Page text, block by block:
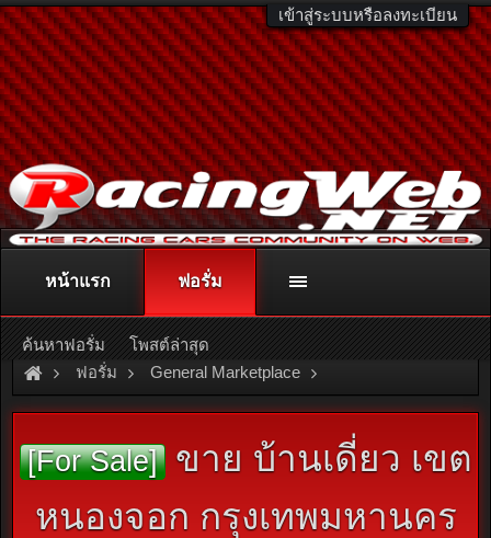
เข้าสู่ระบบหรือลงทะเบียน
ติดต่อลงโฆษณา racingweb@gmail.comหรือโทร. 081-811-1138
หรืออ่านรายละเอียดเพิ่มเติม คลิกที่นี่
ฟอรั่ม General Marketplace
สินค้าทั่วไป ไม่มีหมวดหมู่
[For Sale] ขาย บ้านเดี่ยว เขต
หนองจอก กรุงเทพมหานคร
หน้าแรก ฟอรั่ม
ค้นหาฟอรั่ม โพสต์ล่าสุด